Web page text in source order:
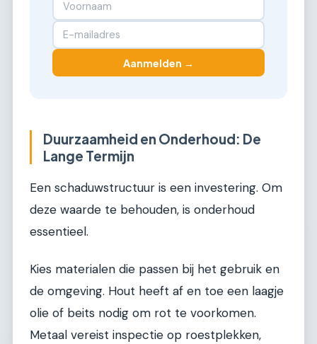
Aanmelden →
Duurzaamheid en Onderhoud: De
Lange Termijn
Een schaduwstructuur is een investering. Om
deze waarde te behouden, is onderhoud
essentieel.
Kies materialen die passen bij het gebruik en
de omgeving. Hout heeft af en toe een laagje
olie of beits nodig om rot te voorkomen.
Metaal vereist inspectie op roestplekken,